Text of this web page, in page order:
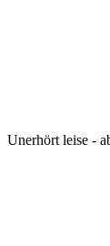
Unerhört leise -